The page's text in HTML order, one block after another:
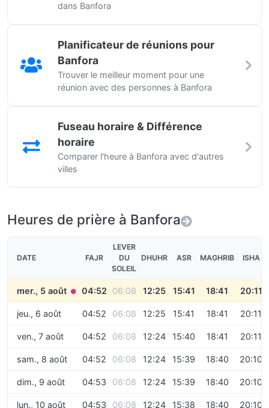
dans Banfora
Planificateur de réunions pour
Banfora
Trouver le meilleur moment pour une
réunion avec des personnes à Banfora
Fuseau horaire & Différence
horaire
Comparer l'heure à Banfora avec d'autres
villes
Heures de prière à Banfora
DATE FAJR
LEVER
DU
SOLEIL
DHUHR ASR MAGHRIB ISHA
mer., 5 août ● 04:52 06:08 12:25 15:41 18:41 20:11
jeu., 6 août 04:52 06:08 12:25 15:41 18:41 20:11
ven., 7 août 04:52 06:08 12:24 15:40 18:41 20:11
sam., 8 août 04:52 06:08 12:24 15:39 18:40 20:10
dim., 9 août 04:53 06:08 12:24 15:39 18:40 20:10
lun., 10 août 04:53 06:08 12:24 15:38 18:40 20:10